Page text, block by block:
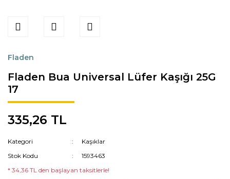
Fladen
Fladen Bua Universal Lüfer Kaşığı 25G
17
335,26 TL
Kategori
Kaşıklar
Stok Kodu
1593463
* 34,36 TL den başlayan taksitlerle!